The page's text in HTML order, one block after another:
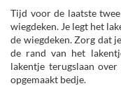
Tijd voor de laatste
wiegdeken. Je legt het
de wiegdeken. Zorg dat
de rand van het
lakentje terugslaan
opgemaakt bedje.